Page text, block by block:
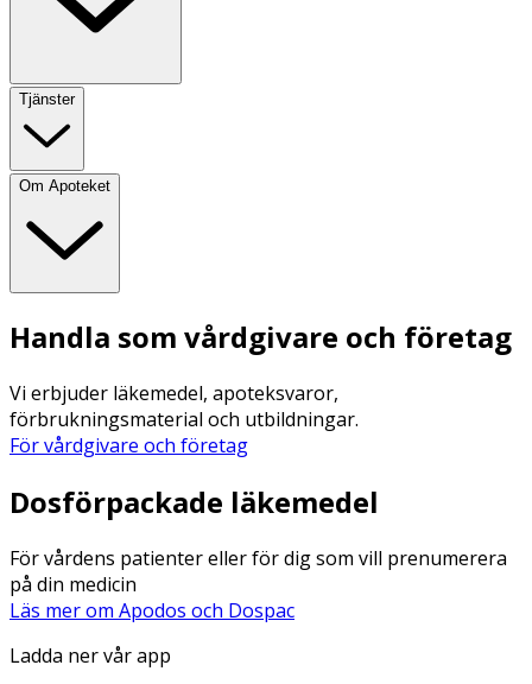
Tjänster
Om Apoteket
Handla som vårdgivare och företag
Vi erbjuder läkemedel, apoteksvaror,
förbrukningsmaterial och utbildningar.
För vårdgivare och företag
Dosförpackade läkemedel
För vårdens patienter eller för dig som vill prenumerera
på din medicin
Läs mer om Apodos och Dospac
Ladda ner vår app